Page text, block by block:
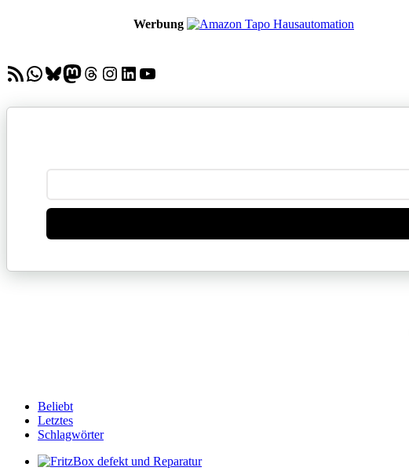
Werbung
RSS-FeedWhatsApp
Bluesky
Mastodon
Threads
Instagram
LinkedIn
YouTube
Beliebt
Letztes
Schlagwörter